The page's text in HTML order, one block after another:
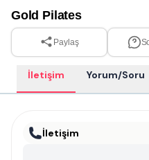
Gold Pilates
Paylaş
İletişim Yorum/Soru
İletişim